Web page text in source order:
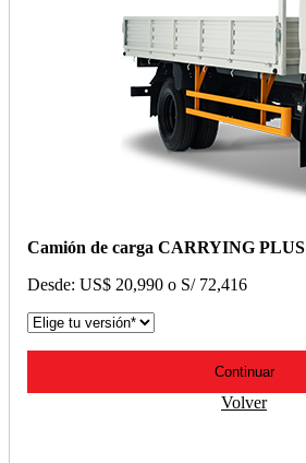
Camión de carga CARRYING
Desde: US$ 20,990 o S/ 72,416
Continuar
Volver